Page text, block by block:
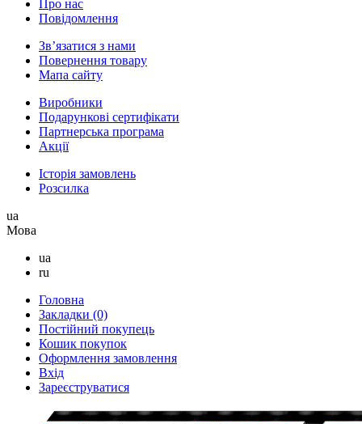
Про нас
Повідомлення
Зв’язатися з нами
Повернення товару
Мапа сайту
Виробники
Подарункові сертифікати
Партнерська програма
Акції
Історія замовлень
Розсилка
ua
Мова
ua
ru
Головна
Закладки (0)
Постійний покупець
Кошик покупок
Оформлення замовлення
Вхід
Зареєструватися